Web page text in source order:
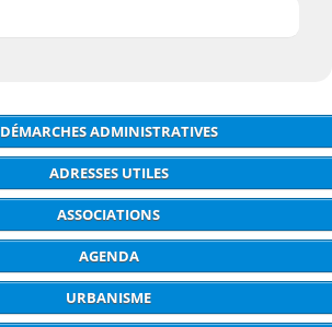
DÉMARCHES ADMINISTRATIVES
ADRESSES UTILES
ASSOCIATIONS
AGENDA
URBANISME